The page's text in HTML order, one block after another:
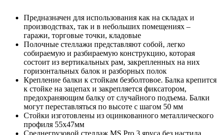
Предназначен для использования как на складах и
производствах, так и в небольших помещениях –
гаражи, торговые точки, кладовые
Полочные стеллажи представляют собой, легко
собираемую и разбираемую конструкцию, которая
состоит из вертикальных рам, закрепленных на них
горизонтальных балок и разборных полок
Крепление балки к стойкам безболтовое. Балка крепится
к стойке на зацепах и закрепляется фиксатором,
предохраняющим балку от случайного подъема. Балки
могут переставляться по высоте с шагом 50 мм
Стойки изготовлены из оцинкованного металлического
профиля 55х47мм
Среднегрузовой стеллаж MS Pro 3 ярусa без настила